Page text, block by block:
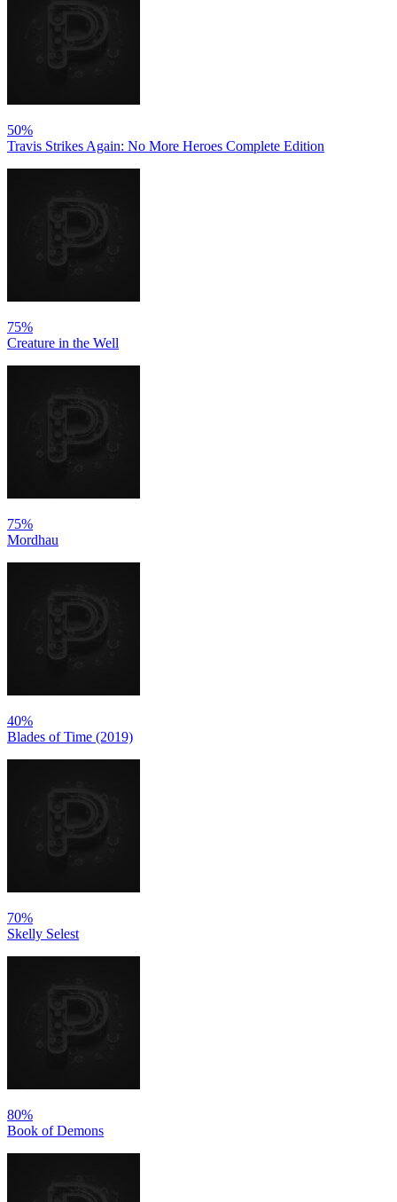
50%
Travis Strikes Again: No More Heroes Complete Edition
75%
Creature in the Well
75%
Mordhau
40%
Blades of Time (2019)
70%
Skelly Selest
80%
Book of Demons